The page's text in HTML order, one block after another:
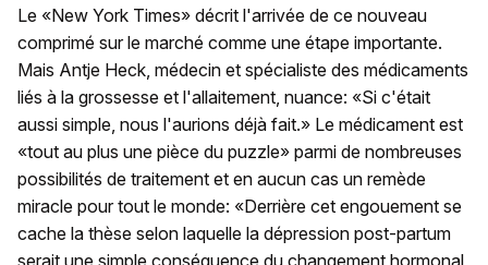
Le «New York Times» décrit l'arrivée de ce nouveau
comprimé sur le marché comme une étape importante.
Mais Antje Heck, médecin et spécialiste des médicaments
liés à la grossesse et l'allaitement, nuance: «Si c'était
aussi simple, nous l'aurions déjà fait.» Le médicament est
«tout au plus une pièce du puzzle» parmi de nombreuses
possibilités de traitement et en aucun cas un remède
miracle pour tout le monde: «Derrière cet engouement se
cache la thèse selon laquelle la dépression post-partum